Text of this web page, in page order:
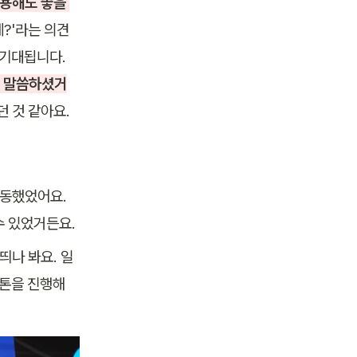
라는 의견
씀하셨거
것 같아요.
했었어요.
있었거든요.
나 봐요. 일
을 진행해